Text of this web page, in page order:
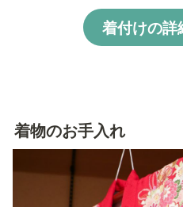
着付けの詳
着物のお手入れ